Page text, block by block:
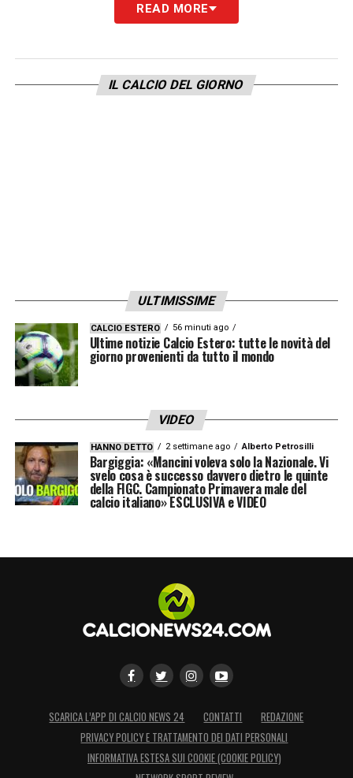
READ MORE
IL CALCIO DEL GIORNO
ULTIMISSIME
CALCIO ESTERO 56 minuti ago
Ultime notizie Calcio Estero: tutte le novità del
giorno provenienti da tutto il mondo
VIDEO
HANNO DETTO 2 settimane ago Alberto Petrosilli
Bargiggia: «Mancini voleva solo la Nazionale. Vi
svelo cosa è successo davvero dietro le quinte
della FIGC. Campionato Primavera male del
calcio italiano» ESCLUSIVA e VIDEO
SCARICA L’APP DI CALCIO NEWS 24 CONTATTI
REDAZIONE
PRIVACY POLICY E TRATTAMENTO DEI DATI PERSONALI
INFORMATIVA ESTESA SUI COOKIE (COOKIE POLICY)